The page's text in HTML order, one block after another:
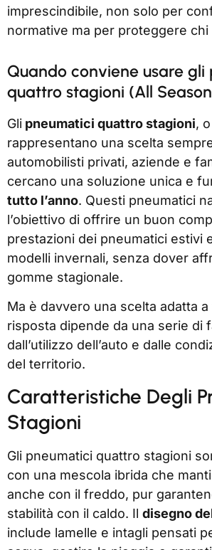
imprescindibile, non solo per
normative ma per proteggere
Quando conviene usare gli
quattro stagioni (All
Gli pneumatici quattro stagioni, o
rappresentano una scelta
automobilisti privati, aziende e
cercano una soluzione unica e
tutto l’anno. Questi pneumatici
l’obiettivo di offrire un buon
prestazioni dei pneumatici estivi
modelli invernali, senza dover
gomme stagionale.
Ma è davvero una scelta adatta a
risposta dipende da una serie di
dall’utilizzo dell’auto e dalle
del territorio.
Caratteristiche Degli
Stagioni
Gli pneumatici quattro stagioni
con una mescola ibrida che
anche con il freddo, pur
stabilità con il caldo. Il disegno
include lamelle e intagli pensati